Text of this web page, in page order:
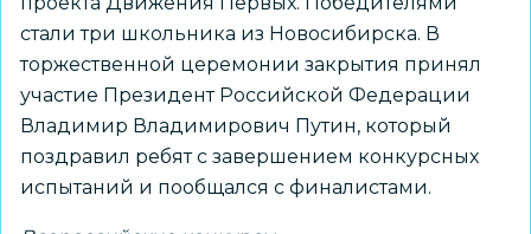
стали три школьника из Новосибирска. В
торжественной церемонии закрытия принял
участие Президент Российской Федерации
Владимир Владимирович Путин, который
поздравил ребят с завершением конкурсных
испытаний и пообщался с финалистами.